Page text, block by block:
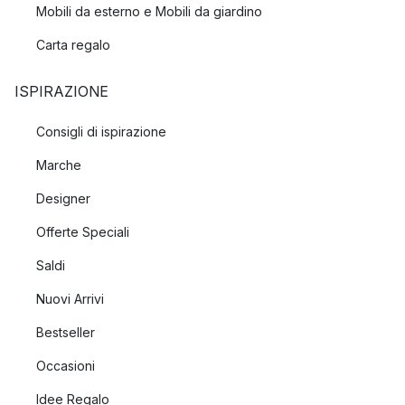
Mobili da esterno e Mobili da giardino
Carta regalo
ISPIRAZIONE
Consigli di ispirazione
Marche
Designer
Offerte Speciali
Saldi
Nuovi Arrivi
Bestseller
Occasioni
Idee Regalo